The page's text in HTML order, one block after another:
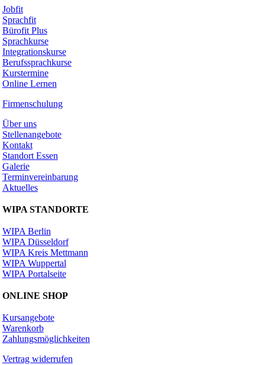
Jobfit
Sprachfit
Bürofit Plus
Sprachkurse
Integrationskurse
Berufssprachkurse
Kurstermine
Online Lernen
Firmenschulung
Über uns
Stellenangebote
Kontakt
Standort Essen
Galerie
Terminvereinbarung
Aktuelles
WIPA STANDORTE
WIPA Berlin
WIPA Düsseldorf
WIPA Kreis Mettmann
WIPA Wuppertal
WIPA Portalseite
ONLINE SHOP
Kursangebote
Warenkorb
Zahlungsmöglichkeiten
Vertrag widerrufen